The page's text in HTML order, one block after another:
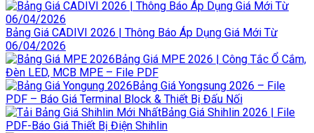
Bảng Giá CADIVI 2026 | Thông Báo Áp Dụng Giá Mới Từ
06/04/2026
Bảng Giá MPE 2026 | Công Tắc Ổ Cắm,
Đèn LED, MCB MPE – File PDF
Bảng Giá Yongsung 2026 – File
PDF – Báo Giá Terminal Block & Thiết Bị Đấu Nối
Bảng Giá Shihlin 2026 | File
PDF-Báo Giá Thiết Bị Điện Shihlin